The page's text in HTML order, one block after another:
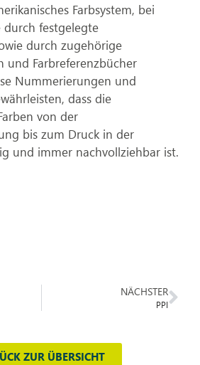
Farbsystem, bei
durch festgelegte
durch zugehörige
und Farbreferenzbücher
Nummerierungen und
dass die
von der
bis zum Druck in der
und immer nachvollziehbar ist.
NÄCHSTER
PPI
ZUR ÜBERSICHT